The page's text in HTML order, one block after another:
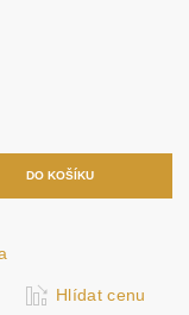
Hlídat cenu